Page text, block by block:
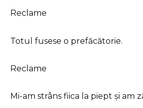
Reclame
Totul fusese o prefăcătorie.
Reclame
Mi-am strâns fiica la piept și am